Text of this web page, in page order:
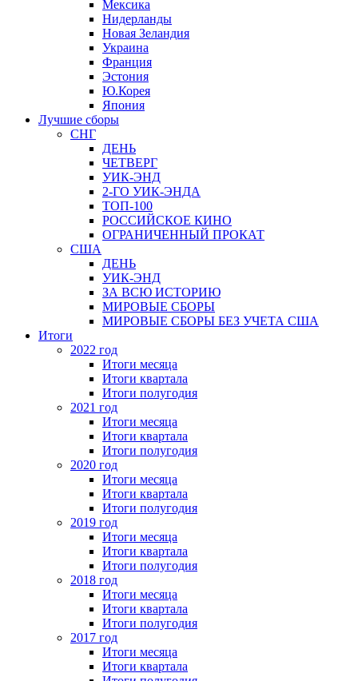
Мексика
Нидерланды
Новая Зеландия
Украина
Франция
Эстония
Ю.Корея
Япония
Лучшие сборы
СНГ
ДЕНЬ
ЧЕТВЕРГ
УИК-ЭНД
2-ГО УИК-ЭНДА
ТОП-100
РОССИЙСКОЕ КИНО
ОГРАНИЧЕННЫЙ ПРОКАТ
США
ДЕНЬ
УИК-ЭНД
ЗА ВСЮ ИСТОРИЮ
МИРОВЫЕ СБОРЫ
МИРОВЫЕ СБОРЫ БЕЗ УЧЕТА США
Итоги
2022 год
Итоги месяца
Итоги квартала
Итоги полугодия
2021 год
Итоги месяца
Итоги квартала
Итоги полугодия
2020 год
Итоги месяца
Итоги квартала
Итоги полугодия
2019 год
Итоги месяца
Итоги квартала
Итоги полугодия
2018 год
Итоги месяца
Итоги квартала
Итоги полугодия
2017 год
Итоги месяца
Итоги квартала